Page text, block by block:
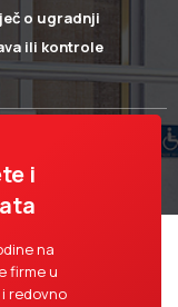
o ugradnji
ili kontrole
i
na
firme u
redovno